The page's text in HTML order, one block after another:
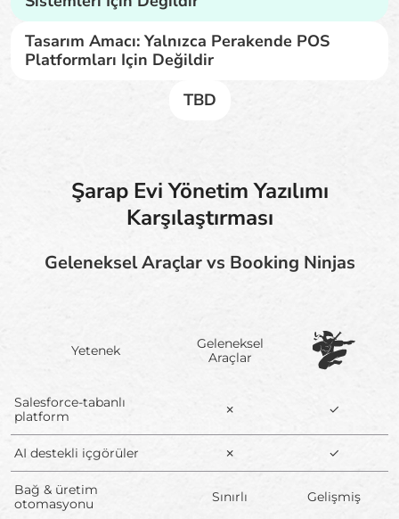
Tasarım Amacı: Yalnızca Perakende POS
Platformları Için Değildir
TBD
Şarap Evi Yönetim Yazılımı
Karşılaştırması
Geleneksel Araçlar vs Booking Ninjas
Yetenek
Geleneksel
Araçlar
Salesforce-tabanlı
platform
✗ ✓
AI destekli içgörüler ✗ ✓
Bağ & üretim
otomasyonu
Sınırlı Gelişmiş